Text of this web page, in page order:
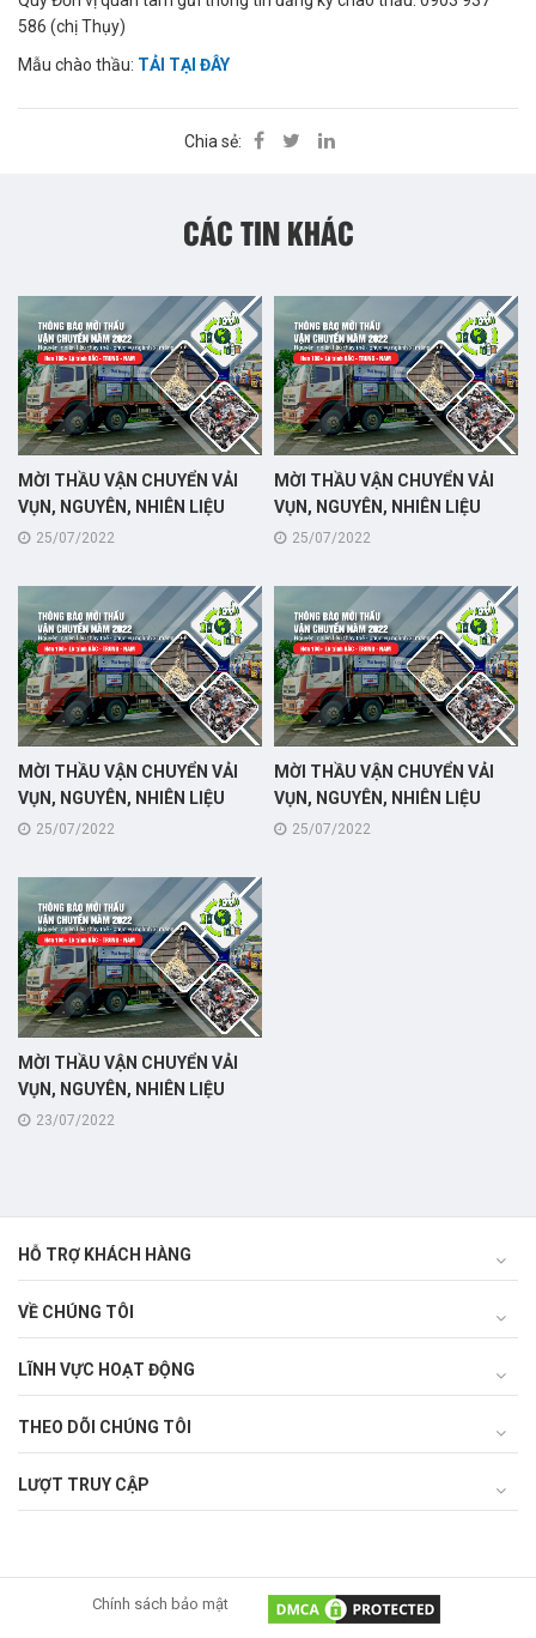
586 (chị Thụy)
Mẫu chào thầu: TẢI TẠI ĐÂY
Chia sẻ:
CÁC TIN KHÁC
MỜI THẦU VẬN CHUYỂN VẢI
VỤN, NGUYÊN, NHIÊN LIỆU
THAY THẾ - PHỤC VỤ NGÀNH
MIỀN TÂY (TUYẾN TIỀN GIANG
- TÂY NINH)
25/07/2022
MỜI THẦU VẬN CHUYỂN VẢI
VỤN, NGUYÊN, NHIÊN LIỆU
THAY THẾ - PHỤC VỤ NGÀNH
MIỀN TÂY (TUYẾN TIỀN GIANG
- ĐỒNG NAI)
25/07/2022
MỜI THẦU VẬN CHUYỂN VẢI
VỤN, NGUYÊN, NHIÊN LIỆU
THAY THẾ - PHỤC VỤ NGÀNH
MIỀN TÂY (TUYẾN TIỀN GIANG
- BÌNH PHƯỚC)
25/07/2022
MỜI THẦU VẬN CHUYỂN VẢI
VỤN, NGUYÊN, NHIÊN LIỆU
THAY THẾ - PHỤC VỤ NGÀNH
25/07/2022
MỜI THẦU VẬN CHUYỂN VẢI
VỤN, NGUYÊN, NHIÊN LIỆU
THAY THẾ - PHỤC VỤ NGÀNH
23/07/2022
HỖ TRỢ KHÁCH HÀNG
VỀ CHÚNG TÔI
LĨNH VỰC HOẠT ĐỘNG
THEO DÕI CHÚNG TÔI
LƯỢT TRUY CẬP
Chính sách bảo mật